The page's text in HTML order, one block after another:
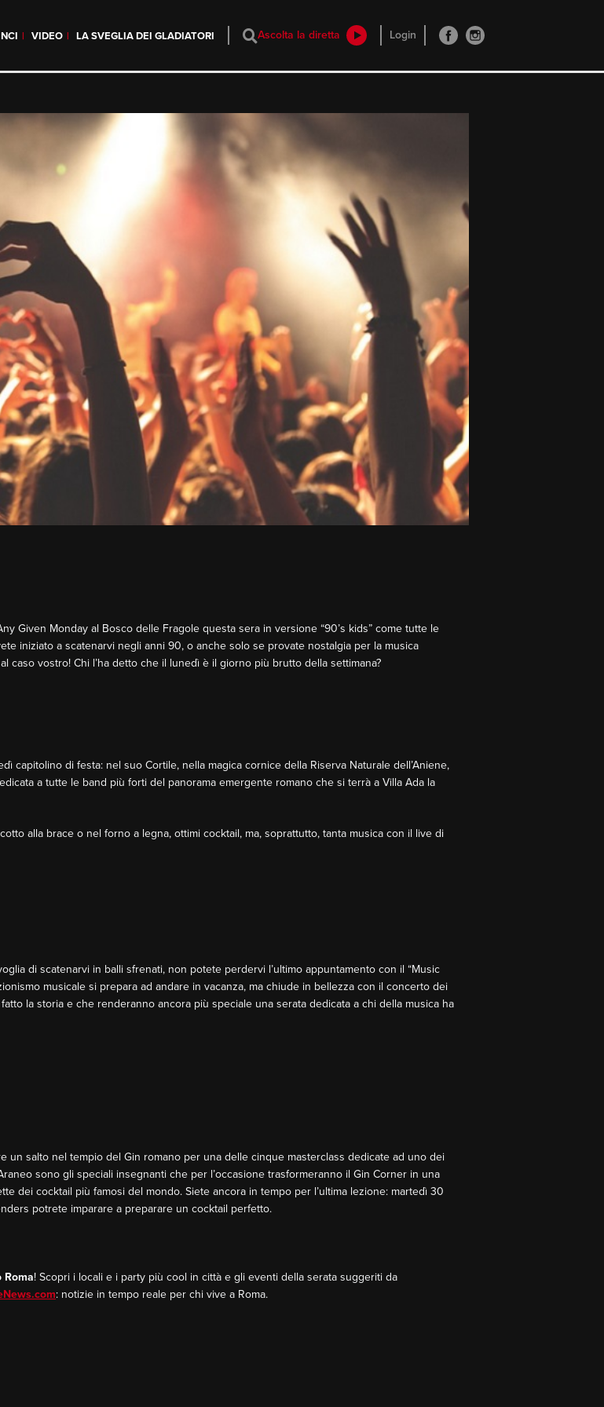
VIDEO LA SVEGLIA DEI GLADIATORI Ascolta la diretta Login
Given Monday al Bosco delle Fragole questa sera in versione “90’s kids” come tutte le
iniziato a scatenarvi negli anni 90, o anche solo se provate nostalgia per la musica
caso vostro! Chi l’ha detto che il lunedì è il giorno più brutto della settimana?
capitolino di festa: nel suo Cortile, nella magica cornice della Riserva Naturale dell’Aniene,
a tutte le band più forti del panorama emergente romano che si terrà a Villa Ada la
alla brace o nel forno a legna, ottimi cocktail, ma, soprattutto, tanta musica con il live di
di scatenarvi in balli sfrenati, non potete perdervi l’ultimo appuntamento con il “Music
musicale si prepara ad andare in vacanza, ma chiude in bellezza con il concerto dei
la storia e che renderanno ancora più speciale una serata dedicata a chi della musica ha
un salto nel tempio del Gin romano per una delle cinque masterclass dedicate ad uno dei
sono gli speciali insegnanti che per l’occasione trasformeranno il Gin Corner in una
dei cocktail più famosi del mondo. Siete ancora in tempo per l’ultima lezione: martedì 30
potrete imparare a preparare un cocktail perfetto.
Roma! Scopri i locali e i party più cool in città e gli eventi della serata suggeriti da
: notizie in tempo reale per chi vive a Roma.